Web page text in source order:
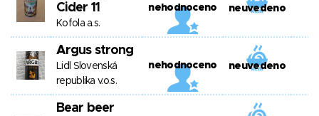
Cider 11
Kofola a.s.
nehodnoceno neuvedeno
Argus strong
Lidl Slovenská
republika v.o.s.
nehodnoceno neuvedeno
Bear beer